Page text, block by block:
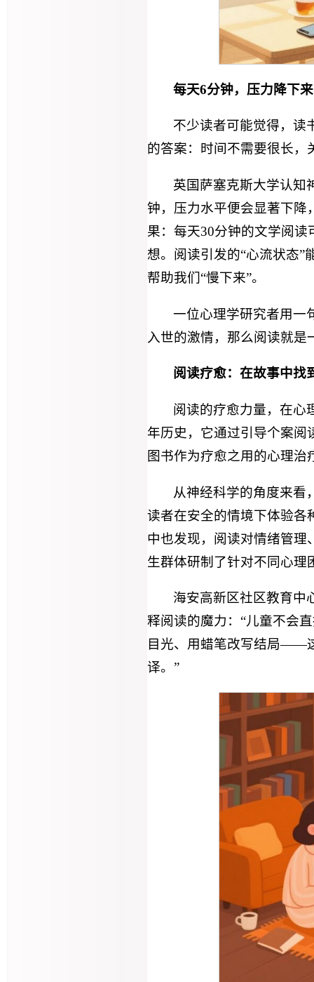
每天6分钟，压力降下来
不少读者可能觉得，读
的答案：时间不需要很长，
英国萨塞克斯大学认知
钟，压力水平便会显著下降
果：每天30分钟的文学阅
想。阅读引发的“心流状态”
帮助我们“慢下来”。
一位心理学研究者用一
入世的激情，那么阅读就是
阅读疗愈：在故事中找
阅读的疗愈力量，在心
年历史，它通过引导个案阅
图书作为疗愈之用的心理治
从神经科学的角度来看
读者在安全的情境下体验各
中也发现，阅读对情绪管理
生群体研制了针对不同心理
海安高新区社区教育中
释阅读的魔力：“儿童不会
目光、用蜡笔改写结局——
译。”